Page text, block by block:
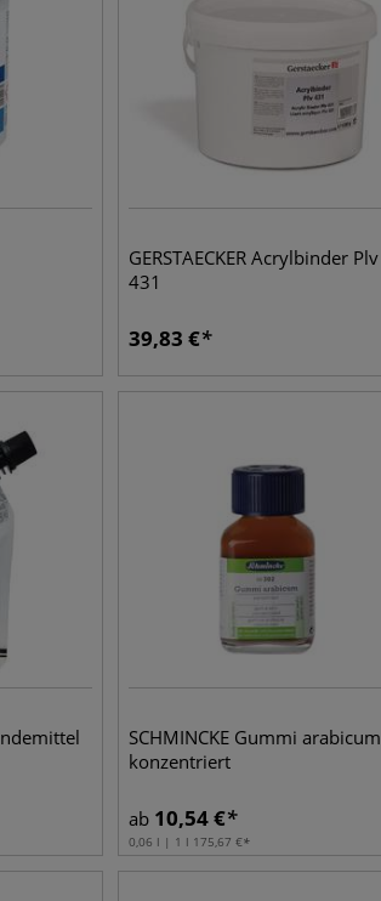
GERSTAECKER Acrylbinder Plv
431
39,83 €
SCHMINCKE Gummi arabicum
konzentriert
ab 10,54€
0,06 l | 1 l 175,67 €